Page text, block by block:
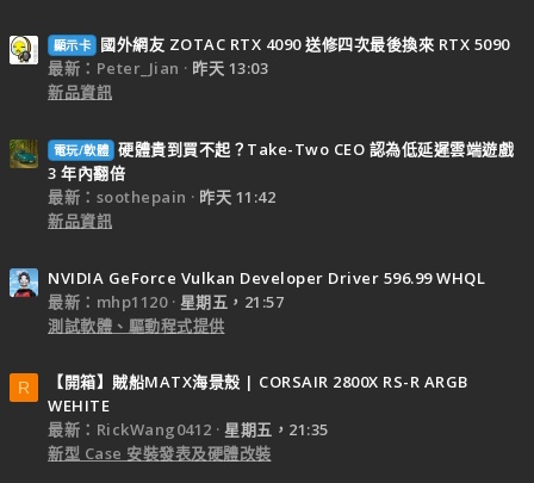
顯示卡
國外網友 ZOTAC RTX 4090 送修四次最後換來 RTX 5090
最新：Peter_Jian
昨天 13:03
新品資訊
電玩/軟體 硬體貴到買不起？Take-Two CEO 認為低延遲雲端遊戲
3 年內翻倍
最新：soothepain
昨天 11:42
新品資訊
NVIDIA GeForce Vulkan Developer Driver 596.99 WHQL
最新：mhp1120
星期五，21:57
測試軟體、驅動程式提供
R
【開箱】賊船MATX海景殼 | CORSAIR 2800X RS-R ARGB
WEHITE
最新：RickWang0412
星期五，21:35
新型 Case 安裝發表及硬體改裝